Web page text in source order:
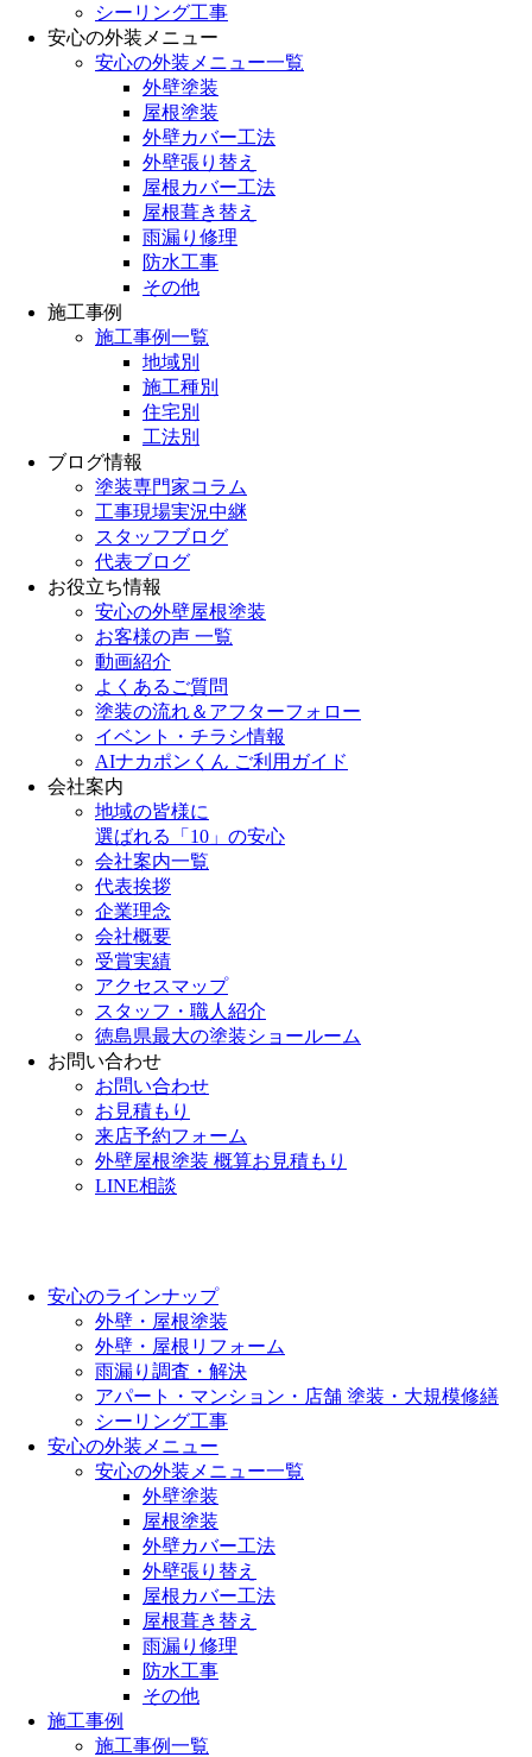
シーリング工事
安心の外装メニュー
安心の外装メニュー一覧
外壁塗装
屋根塗装
外壁カバー工法
外壁張り替え
屋根カバー工法
屋根葺き替え
雨漏り修理
防水工事
その他
施工事例
施工事例一覧
地域別
施工種別
住宅別
工法別
ブログ情報
塗装専門家コラム
工事現場実況中継
スタッフブログ
代表ブログ
お役立ち情報
安心の外壁屋根塗装
お客様の声 一覧
動画紹介
よくあるご質問
塗装の流れ＆アフターフォロー
イベント・チラシ情報
AIナカポンくん ご利用ガイド
会社案内
地域の皆様に
選ばれる「10」の安心
会社案内一覧
代表挨拶
企業理念
会社概要
受賞実績
アクセスマップ
スタッフ・職人紹介
徳島県最大の塗装ショールーム
お問い合わせ
お問い合わせ
お見積もり
来店予約フォーム
外壁屋根塗装 概算お見積もり
LINE相談
安心のラインナップ
外壁・屋根塗装
外壁・屋根リフォーム
雨漏り調査・解決
アパート・マンション・店舗 塗装・大規模修繕
シーリング工事
安心の外装メニュー
安心の外装メニュー一覧
外壁塗装
屋根塗装
外壁カバー工法
外壁張り替え
屋根カバー工法
屋根葺き替え
雨漏り修理
防水工事
その他
施工事例
施工事例一覧